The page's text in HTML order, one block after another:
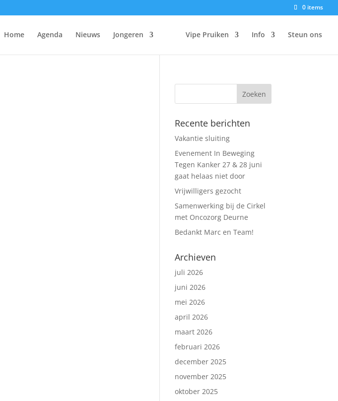
0 items
Home Agenda Nieuws Jongeren Vipe Pruiken Info Steun ons
Recente berichten
Vakantie sluiting
Evenement In Beweging
Tegen Kanker 27 & 28 juni
gaat helaas niet door
Vrijwilligers gezocht
Samenwerking bij de Cirkel
met Oncozorg Deurne
Bedankt Marc en Team!
Archieven
juli 2026
juni 2026
mei 2026
april 2026
maart 2026
februari 2026
december 2025
november 2025
oktober 2025